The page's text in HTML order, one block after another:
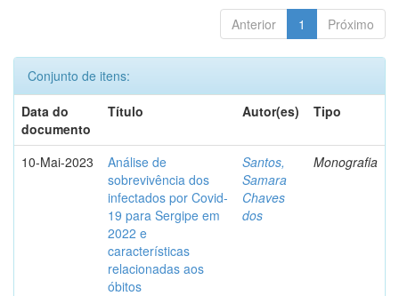
Anterior 1 Próximo
Conjunto de itens:
Data do
documento
Título Autor(es) Tipo
10-Mai-2023
Análise de
sobrevivência dos
infectados por Covid-
19 para Sergipe em
2022 e
características
relacionadas aos
óbitos
Santos,
Samara
Chaves
dos
Monografia